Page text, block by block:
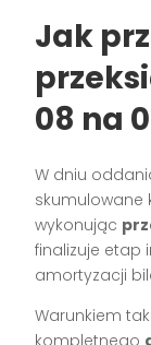
Jak
08 na
W dniu
skumulowane
wykonując
finalizuje etap
amortyzacji
Warunkiem
kompletnego